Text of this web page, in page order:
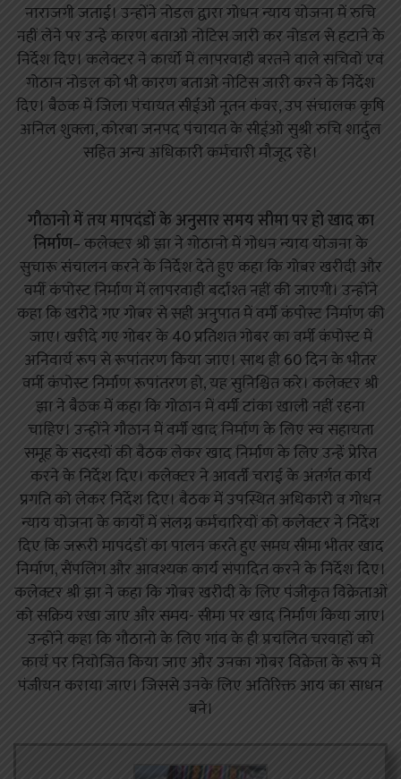
नाराजगी जताई। उन्होंने नोडल द्वारा गोधन न्याय योजना में रुचि
नहीं लेने पर उन्हे कारण बताओ नोटिस जारी कर नोडल से हटाने के
निर्देश दिए। कलेक्टर ने कार्यो में लापरवाही बरतने वाले सचिवों एवं
गोठान नोडल को भी कारण बताओ नोटिस जारी करने के निर्देश
दिए। बैठक में जिला पंचायत सीईओ नूतन कंवर, उप संचालक कृषि
अनिल शुक्ला, कोरबा जनपद पंचायत के सीईओ सुश्री रुचि शार्दुल
सहित अन्य अधिकारी कर्मचारी मौजूद रहे।
गौठानो में तय मापदंडों के अनुसार समय सीमा पर हो खाद का
निर्माण– कलेक्टर श्री झा ने गोठानो में गोधन न्याय योजना के
सुचारू संचालन करने के निर्देश देते हुए कहा कि गोबर खरीदी और
वर्मी कंपोस्ट निर्माण में लापरवाही बर्दाश्त नहीं की जाएगी। उन्होंने
कहा कि खरीदे गए गोबर से सही अनुपात में वर्मी कंपोस्ट निर्माण की
जाए। खरीदे गए गोबर के 40 प्रतिशत गोबर का वर्मी कंपोस्ट में
अनिवार्य रूप से रूपांतरण किया जाए। साथ ही 60 दिन के भीतर
वर्मी कंपोस्ट निर्माण रूपांतरण हो, यह सुनिश्चित करे। कलेक्टर श्री
झा ने बैठक में कहा कि गोठान में वर्मी टांका खाली नहीं रहना
चाहिए। उन्होंने गौठान में वर्मी खाद निर्माण के लिए स्व सहायता
समूह के सदस्यों की बैठक लेकर खाद निर्माण के लिए उन्हें प्रेरित
करने के निर्देश दिए। कलेक्टर ने आवर्ती चराई के अंतर्गत कार्य
प्रगति को लेकर निर्देश दिए। बैठक में उपस्थित अधिकारी व गोधन
न्याय योजना के कार्यों में संलग्न कर्मचारियों को कलेक्टर ने निर्देश
दिए कि जरूरी मापदंडों का पालन करते हुए समय सीमा भीतर खाद
निर्माण, सैंपलिंग और आवश्यक कार्य संपादित करने के निर्देश दिए।
कलेक्टर श्री झा ने कहा कि गोबर खरीदी के लिए पंजीकृत विक्रेताओं
को सक्रिय रखा जाए और समय- सीमा पर खाद निर्माण किया जाए।
उन्होंने कहा कि गौठानो के लिए गांव के ही प्रचलित चरवाहों को
कार्य पर नियोजित किया जाए और उनका गोबर विक्रेता के रूप में
पंजीयन कराया जाए। जिससे उनके लिए अतिरिक्त आय का साधन
बने।